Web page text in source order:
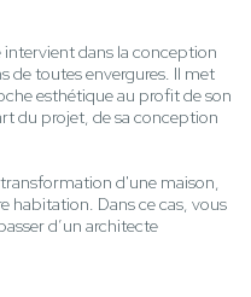
intervient dans la conception
de toutes envergures. Il met
esthétique au profit de son
du projet, de sa conception
d'une maison,
habitation. Dans ce cas, vous
d’un architecte